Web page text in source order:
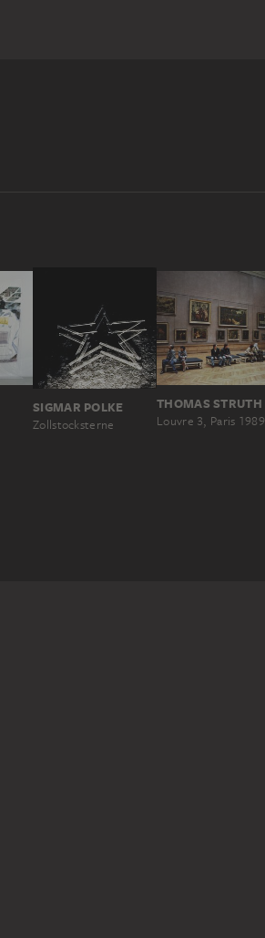
SIGMAR POLKE
Zollstocksterne
THOMAS STRUTH
Louvre 3, Paris 1989